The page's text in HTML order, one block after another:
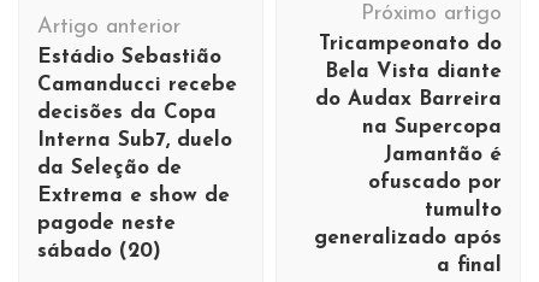
de
post
Artigo anterior
Estádio Sebastião
Camanducci recebe
decisões da Copa
Interna Sub7, duelo
da Seleção de
Extrema e show de
pagode neste
sábado (20)
Próximo artigo
Tricampeonato do
Bela Vista diante
do Audax Barreira
na Supercopa
Jamantão é
ofuscado por
tumulto
generalizado após
a final